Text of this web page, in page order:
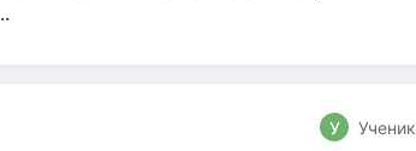
У Ученик